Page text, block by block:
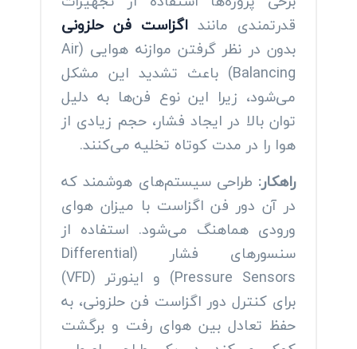
قدرتمندی مانند اگزاست فن حلزونی
بدون در نظر گرفتن موازنه هوایی (Air
Balancing) باعث تشدید این مشکل
می‌شود، زیرا این نوع فن‌ها به دلیل
توان بالا در ایجاد فشار، حجم زیادی از
هوا را در مدت کوتاه تخلیه می‌کنند.
راهکار: طراحی سیستم‌های هوشمند که
در آن دور فن اگزاست با میزان هوای
ورودی هماهنگ می‌شود. استفاده از
سنسورهای فشار (Differential
Pressure Sensors) و اینورتر (VFD)
برای کنترل دور اگزاست فن حلزونی، به
حفظ تعادل بین هوای رفت و برگشت